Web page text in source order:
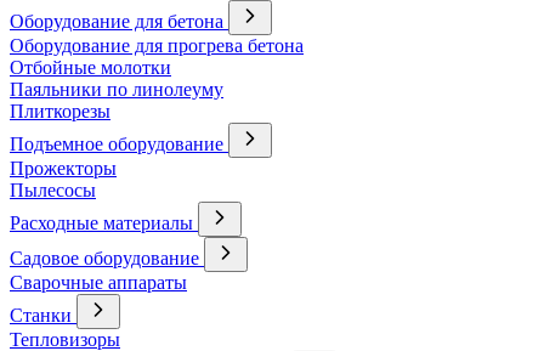
Оборудование для бетона
Оборудование для прогрева бетона
Отбойные молотки
Паяльники по линолеуму
Плиткорезы
Подъемное оборудование
Прожекторы
Пылесосы
Расходные материалы
Садовое оборудование
Сварочные аппараты
Станки
Тепловизоры